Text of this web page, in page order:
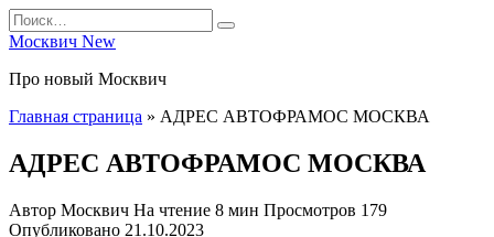
Перейти
к
Search
for:
Москвич New
Про новый Москвич
Главная страница » АДРЕС АВТОФРАМОС МОСКВА
АДРЕС АВТОФРАМОС МОСКВА
Автор Москвич На чтение 8 мин Просмотров 179
Опубликовано 21.10.2023